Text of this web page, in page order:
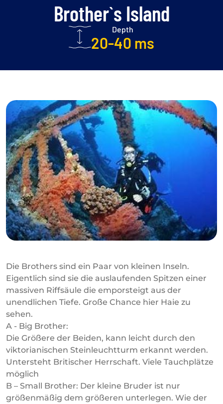
Brother`s Island
Depth
20-40 ms
Die Brothers sind ein Paar von kleinen Inseln.
Eigentlich sind sie die auslaufenden Spitzen einer
massiven Riffsäule die emporsteigt aus der
unendlichen Tiefe. Große Chance hier Haie zu
sehen.
A - Big Brother:
Die Größere der Beiden, kann leicht durch den
viktorianischen Steinleuchtturm erkannt werden.
Untersteht Britischer Herrschaft. Viele Tauchplätze
möglich
B – Small Brother: Der kleine Bruder ist nur
größenmäßig dem größeren unterlegen. Wie der